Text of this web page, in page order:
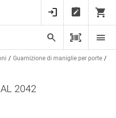
Guarnizione di maniglie per porte
2042